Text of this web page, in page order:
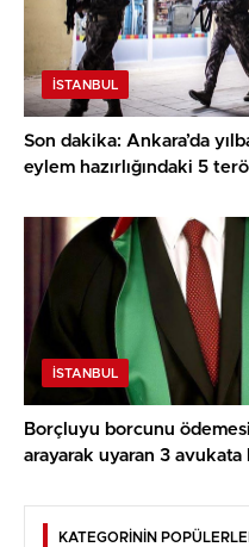
İSTANBUL
Son dakika: Ankara’da
eylem hazırlığındaki 5
İSTANBUL
Borçluyu borcunu
arayarak uyaran 3 avukata
KATEGORİNİN